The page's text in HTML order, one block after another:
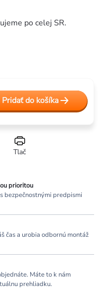
po celej SR.
Tlač
Pridať do košíka
prioritou
bezpečnostnými predpismi
čas a urobia odbornú montáž
Máte to k nám
prehliadku.